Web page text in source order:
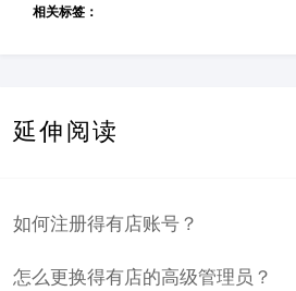
相关标签：
延伸阅读
如何注册得有店账号？
怎么更换得有店的高级管理员？